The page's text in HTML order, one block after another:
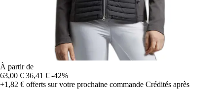
À partir de
63,00 € 36,41 € -42%
+1,82 € offerts sur votre prochaine commande Crédités après